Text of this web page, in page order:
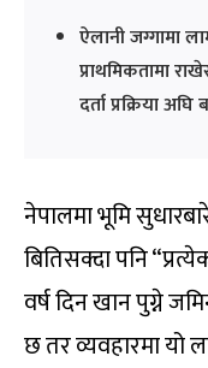
ऐलानी जग्गामा
प्राथमिकतामा
दर्ता प्रक्रिया
नेपालमा भूमि
बितिसक्दा पनि
वर्ष दिन खान पुग्ने
छ तर व्यवहारमा यो